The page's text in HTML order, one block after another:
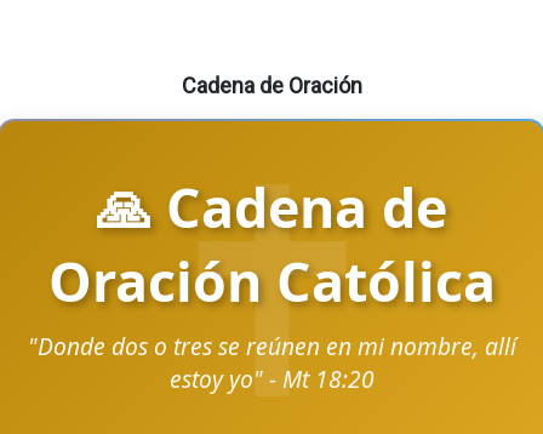
Cadena de Oración